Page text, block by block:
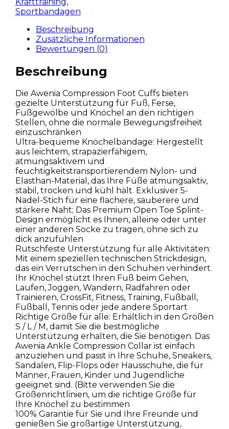
Sportbandagen
Beschreibung
Zusätzliche Informationen
Bewertungen (0)
Beschreibung
Die Awenia Compression Foot Cuffs bieten
gezielte Unterstützung für Fuß, Ferse,
Fußgewölbe und Knöchel an den richtigen
Stellen, ohne die normale Bewegungsfreiheit
einzuschränken
Ultra-bequeme Knöchelbandage: Hergestellt
aus leichtem, strapazierfähigem,
atmungsaktivem und
feuchtigkeitstransportierendem Nylon- und
Elasthan-Material, das Ihre Füße atmungsaktiv,
stabil, trocken und kühl hält. Exklusiver 5-
Nadel-Stich für eine flachere, sauberere und
stärkere Naht; Das Premium Open Toe Splint-
Design ermöglicht es Ihnen, alleine oder unter
einer anderen Socke zu tragen, ohne sich zu
dick anzufühlen
Rutschfeste Unterstützung für alle Aktivitäten:
Mit einem speziellen technischen Strickdesign,
das ein Verrutschen in den Schuhen verhindert.
Ihr Knöchel stützt Ihren Fuß beim Gehen,
Laufen, Joggen, Wandern, Radfahren oder
Trainieren, CrossFit, Fitness, Training, Fußball,
Fußball, Tennis oder jede andere Sportart
Richtige Größe für alle: Erhältlich in den Größen
S / L / M, damit Sie die bestmögliche
Unterstützung erhalten, die Sie benötigen. Das
Awenia Ankle Compression Collar ist einfach
anzuziehen und passt in Ihre Schuhe, Sneakers,
Sandalen, Flip-Flops oder Hausschuhe, die für
Männer, Frauen, Kinder und Jugendliche
geeignet sind. (Bitte verwenden Sie die
Größenrichtlinien, um die richtige Größe für
Ihre Knöchel zu bestimmen
100% Garantie für Sie und Ihre Freunde und
genießen Sie großartige Unterstützung,